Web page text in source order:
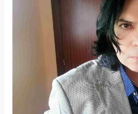
Perspectivas